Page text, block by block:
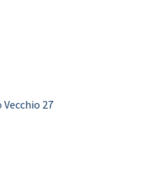
Vecchio 27